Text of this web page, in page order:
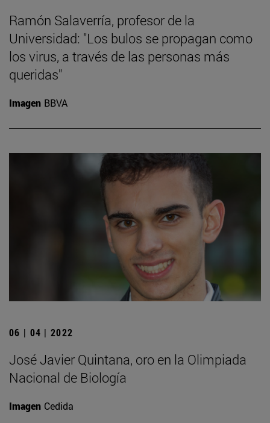
Ramón Salaverría, profesor de la
Universidad: "Los bulos se propagan como
los virus, a través de las personas más
queridas"
Imagen BBVA
06 | 04 | 2022
José Javier Quintana, oro en la Olimpiada
Nacional de Biología
Imagen Cedida